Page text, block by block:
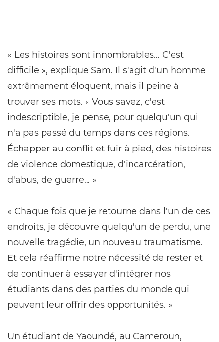
« Les histoires sont innombrables… C'est
difficile », explique Sam. Il s'agit d'un homme
extrêmement éloquent, mais il peine à
trouver ses mots. « Vous savez, c'est
indescriptible, je pense, pour quelqu'un qui
n'a pas passé du temps dans ces régions.
Échapper au conflit et fuir à pied, des histoires
de violence domestique, d'incarcération,
d'abus, de guerre… »
« Chaque fois que je retourne dans l'un de ces
endroits, je découvre quelqu'un de perdu, une
nouvelle tragédie, un nouveau traumatisme.
Et cela réaffirme notre nécessité de rester et
de continuer à essayer d'intégrer nos
étudiants dans des parties du monde qui
peuvent leur offrir des opportunités. »
Un étudiant de Yaoundé, au Cameroun,